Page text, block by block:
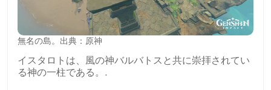
無名の島。出典：原神
イスタロトは、風の神バルバトスと共に崇拝されてい
る神の一柱である。.